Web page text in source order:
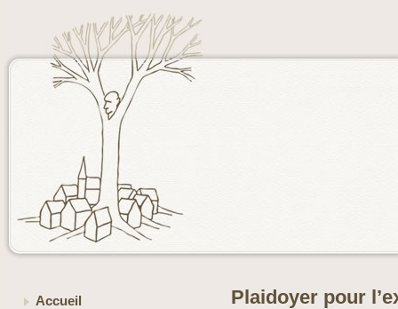
Accueil
Plaidoyer pour